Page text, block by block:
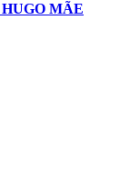
HUGO MÃE